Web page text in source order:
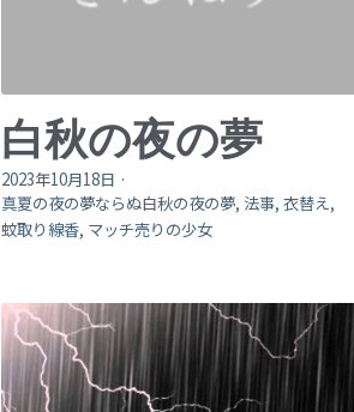
白秋の夜の夢
2023年10月18日 ·
真夏の夜の夢ならぬ白秋の夜の夢, 法事, 衣替え,
蚊取り線香, マッチ売りの少女